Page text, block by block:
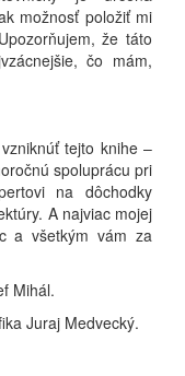
možnosť položiť mi
že táto
čo mám,
tejto knihe –
spoluprácu pri
na dôchodky
A najviac mojej
a všetkým vám za
Mihál.
Juraj Medvecký.